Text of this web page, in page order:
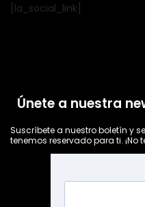
[la_social_link]
Únete a nuestra
Suscríbete a nuestro boletín y
tenemos reservado para ti. ¡No